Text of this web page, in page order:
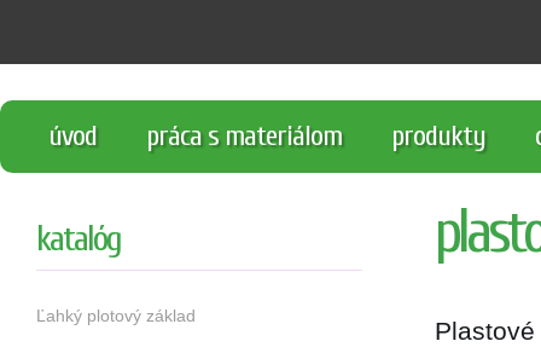
úvod práca s materiálom produkty
katalóg
Ľahký plotový základ